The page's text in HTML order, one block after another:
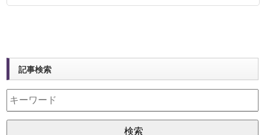
記事検索